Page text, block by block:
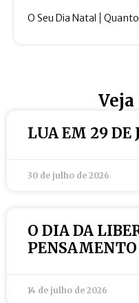
O Seu Dia Natal Quanto
LUA EM 29 DE
30 de julho de 2026
O DIA DA
PENSAMENTO
14 de julho de 2026